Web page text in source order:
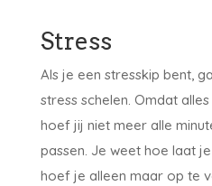
Stress
Als je een stresskip bent,
stress schelen. Omdat
hoef jij niet meer alle
passen. Je weet hoe laat
hoef je alleen maar op te